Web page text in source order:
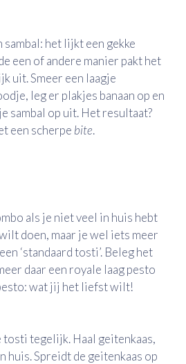
sambal: het lijkt een gekke
een of andere manier pakt het
uit. Smeer een laagje
leg er plakjes banaan op en
sambal op uit. Het resultaat?
een scherpe bite.
als je niet veel in huis hebt
doen, maar je wel iets meer
‘standaard tosti’. Beleg het
daar een royale laag pesto
wat jij het liefst wilt!
tosti tegelijk. Haal geitenkaas,
huis. Spreidt de geitenkaas op